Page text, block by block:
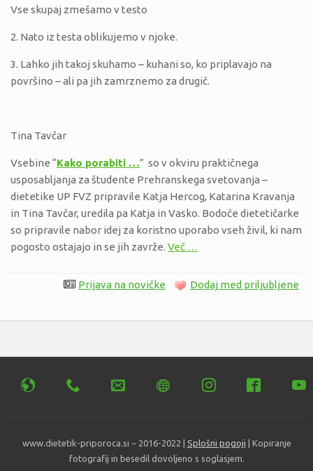
Vse skupaj zmešamo v testo
2. Nato iz testa oblikujemo v njoke.
3. Lahko jih takoj skuhamo – kuhani so, ko priplavajo na
površino – ali pa jih zamrznemo za drugič.
Tina Tavčar
Vsebine “Kako porabiti …” so v okviru praktičnega
usposabljanja za študente Prehranskega svetovanja –
dietetike UP FVZ pripravile Katja Hercog, Katarina Kravanja
in Tina Tavčar, uredila pa Katja in Vasko. Bodoče dietetičarke
so pripravile nabor idej za koristno uporabo vseh živil, ki nam
pogosto ostajajo in se jih zavrže. Več …
Prijava na novičke Dodaj med priljubljene
www.dietetik-priporoca.si ~ 2016-2022 | Splošni pogoji | Kopiranje
fotografij in besedil dovoljeno s soglasjem.